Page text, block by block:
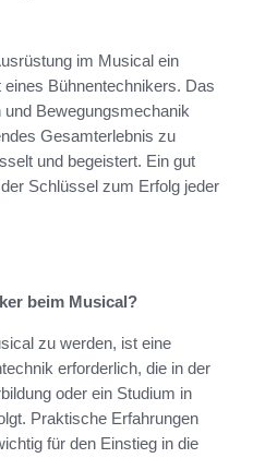
im Musical ein
Bühnentechnikers. Das
Bewegungsmechanik
Gesamterlebnis zu
und begeistert. Ein gut
Schlüssel zum Erfolg jeder
beim Musical?
zu werden, ist eine
erforderlich, die in der
oder ein Studium in
Praktische Erfahrungen
für den Einstieg in die